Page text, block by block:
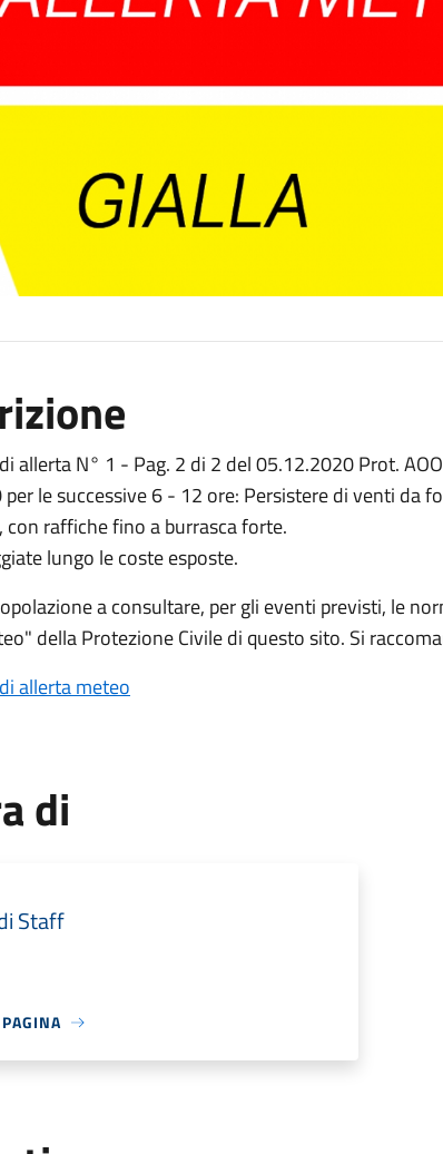
allerta N° 1 - Pag. 2 di 2 del 05.12.2020 Prot.
le successive 6 - 12 ore: Persistere di venti da
con raffiche fino a burrasca forte.
lungo le coste esposte.
a consultare, per gli eventi previsti, le
della Protezione Civile di questo sito. Si
allerta meteo
di
Staff